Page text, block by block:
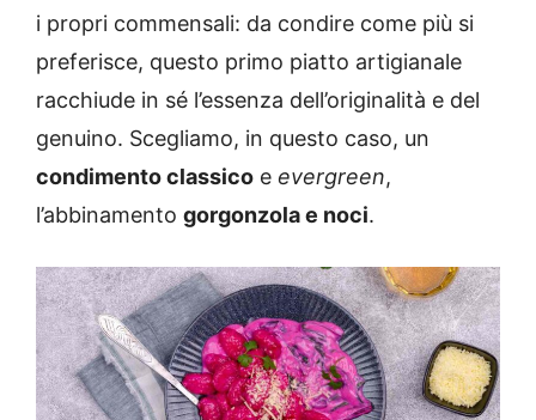
i propri commensali: da condire come più si
preferisce, questo primo piatto artigianale
racchiude in sé l’essenza dell’originalità e del
genuino. Scegliamo, in questo caso, un
condimento classico e evergreen,
l’abbinamento gorgonzola e noci.